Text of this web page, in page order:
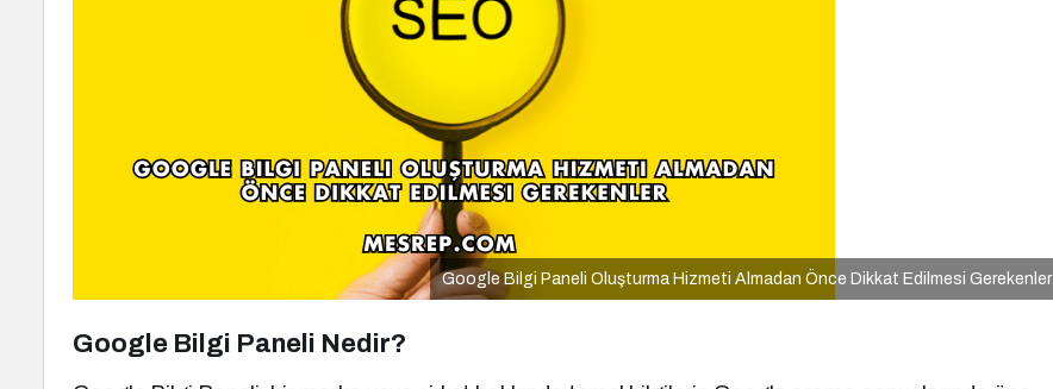
Google Bilgi Paneli Oluşturma Hizmeti Almadan Önce Dikkat Edilmesi Gerekenler
Google Bilgi Paneli Nedir?